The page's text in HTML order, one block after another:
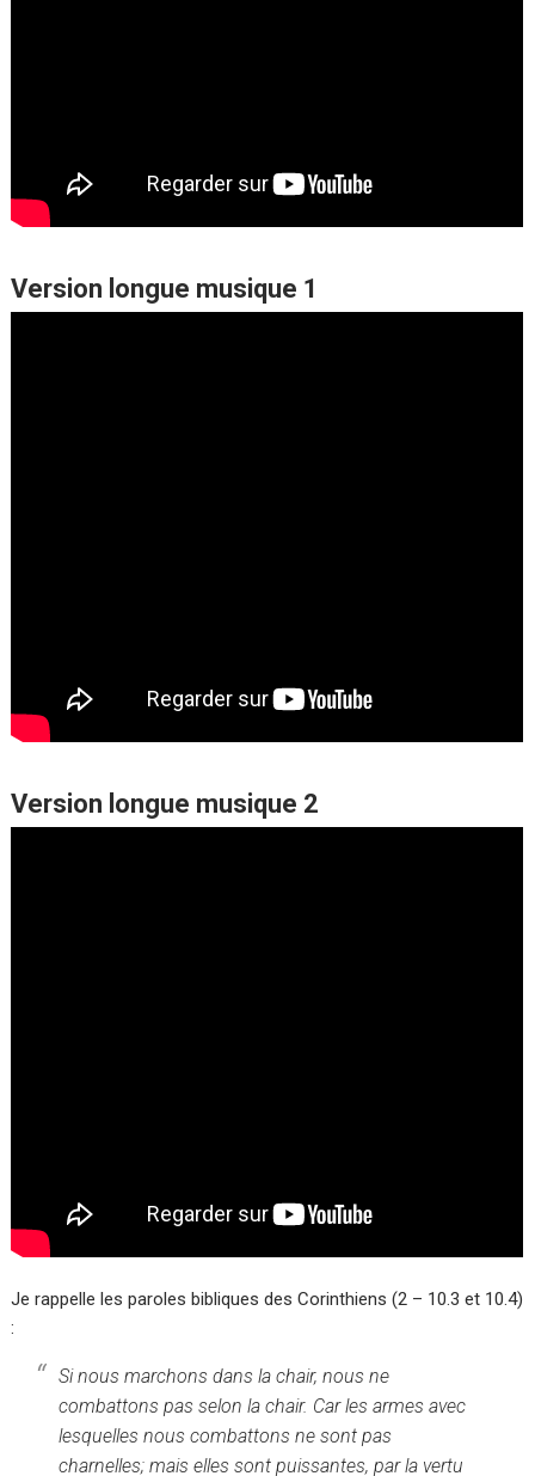
Version longue musique 1
Version longue musique 2
Je rappelle les paroles bibliques des Corinthiens (2 – 10.3 et 10.4)
:
Si nous marchons dans la chair, nous ne
combattons pas selon la chair. Car les armes avec
lesquelles nous combattons ne sont pas
charnelles; mais elles sont puissantes, par la vertu